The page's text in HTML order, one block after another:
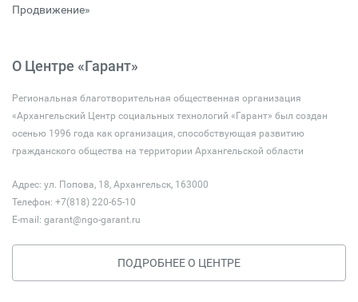
Продвижение»
О Центре «Гарант»
Региональная благотворительная общественная организация
«Архангельский Центр социальных технологий «Гарант» был создан
осенью 1996 года как организация, способствующая развитию
гражданского общества на территории Архангельской области
Адрес: ул. Попова, 18, Архангельск, 163000
Телефон: +7(818) 220-65-10
E-mail: garant@ngo-garant.ru
ПОДРОБНЕЕ О ЦЕНТРЕ